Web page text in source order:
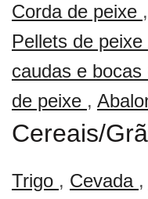
Corda de peixe ,
Pellets de peixe
caudas e bocas
de peixe ,
Cereais/
Trigo , Cevada ,